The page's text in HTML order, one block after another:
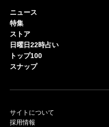
ニュース
特集
ストア
日曜日22時占い
トップ100
スナップ
サイトについて
採用情報